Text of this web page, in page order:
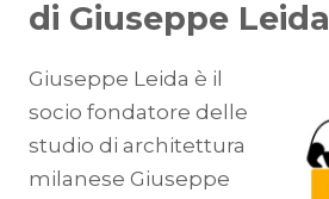
di Giuseppe Leida
Giuseppe Leida è il
socio fondatore delle
studio di architettura
milanese Giuseppe